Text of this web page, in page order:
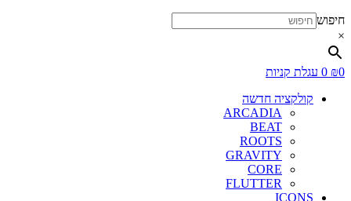
חיפוש
×
₪0
0 עגלת קניות
קולקציה חדשה
ARCADIA
BEAT
ROOTS
GRAVITY
CORE
FLUTTER
ICONS